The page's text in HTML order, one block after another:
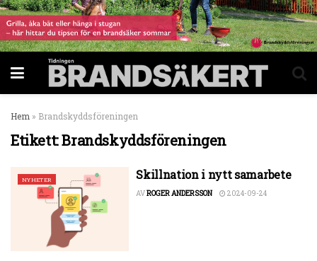
Hem » Brandskyddsföreningen
Etikett:Brandskyddsföreningen
NYHETER Skillnation i nytt samarbete
AVROGER ANDERSSON 2024-09-24